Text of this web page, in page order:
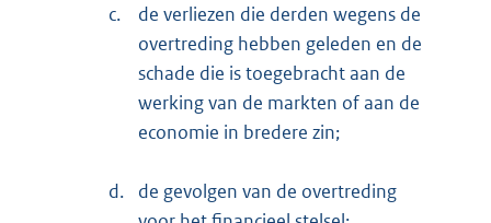
c.
de verliezen die derden wegens de
overtreding hebben geleden en de
schade die is toegebracht aan de
werking van de markten of aan de
economie in bredere zin;
d.
de gevolgen van de overtreding